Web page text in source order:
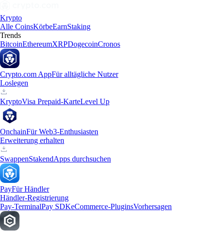
Krypto
Alle CoinsKörbeEarnStaking
Trends
BitcoinEthereumXRPDogecoinCronos
Crypto.com AppFür alltägliche Nutzer
Loslegen
KryptoVisa Prepaid-KarteLevel Up
OnchainFür Web3-Enthusiasten
Erweiterung erhalten
SwappenStakendApps durchsuchen
PayFür Händler
Händler-Registrierung
Pay-TerminalPay SDKeCommerce-PluginsVorhersagen